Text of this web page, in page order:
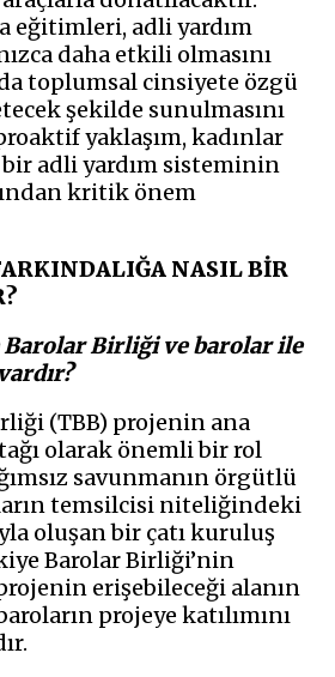
eğitimleri, adli yardım
daha etkili olmasını
toplumsal cinsiyete özgü
şekilde sunulmasını
yaklaşım, kadınlar
adli yardım sisteminin
kritik önem
NASIL BİR
Birliği ve barolar ile
(TBB) projenin ana
olarak önemli bir rol
savunmanın örgütlü
temsilcisi niteliğindeki
oluşan bir çatı kuruluş
Barolar Birliği’nin
erişebileceği alanın
projeye katılımını